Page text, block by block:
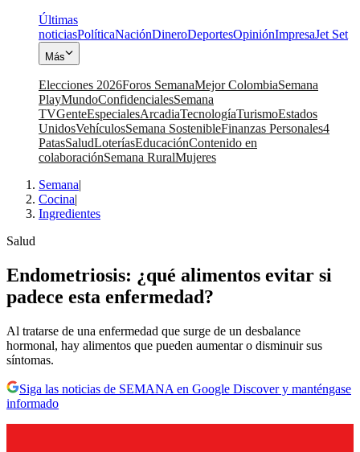
Últimas
noticiasPolíticaNaciónDineroDeportesOpiniónImpresaJet Set
Más
Elecciones 2026Foros SemanaMejor ColombiaSemana
PlayMundoConfidencialesSemana
TVGenteEspecialesArcadiaTecnologíaTurismoEstados
UnidosVehículosSemana SostenibleFinanzas Personales4
PatasSaludLoteríasEducaciónContenido en
colaboraciónSemana RuralMujeres
Semana|
Cocina|
Ingredientes
Salud
Endometriosis: ¿qué alimentos evitar si
padece esta enfermedad?
Al tratarse de una enfermedad que surge de un desbalance
hormonal, hay alimentos que pueden aumentar o disminuir sus
síntomas.
Siga las noticias de SEMANA en Google Discover y manténgase
informado